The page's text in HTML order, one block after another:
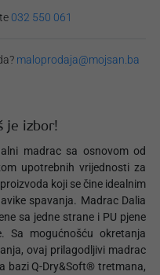
032 550 061
maloprodaja@mojsan.ba
je izbor!
madrac sa osnovom od
upotrebnih vrijednosti za
koji se čine idealnim
spavanja. Madrac Dalia
sa jedne strane i PU pjene
Sa mogućnošću okretanja
ovaj prilagodljivi madrac
bazi Q-Dry&Soft® tretmana,